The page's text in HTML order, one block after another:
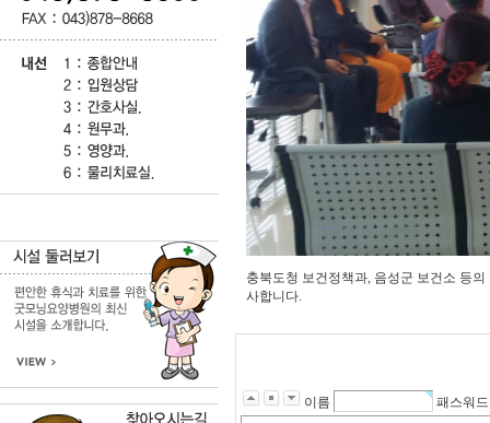
충북도청 보건정책과, 음성군 보건소 등
사합니다.
이름 패스워